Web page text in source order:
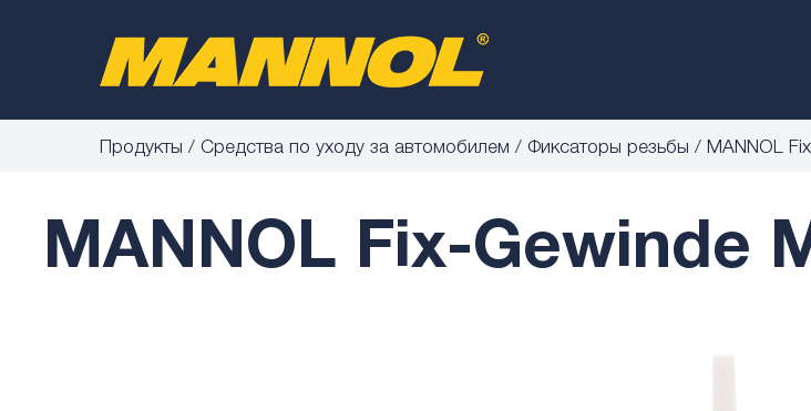
Продукты Средства по уходу за автомобилем Фиксаторы резьбы MANNOL
MANNOL Fix-Gewinde